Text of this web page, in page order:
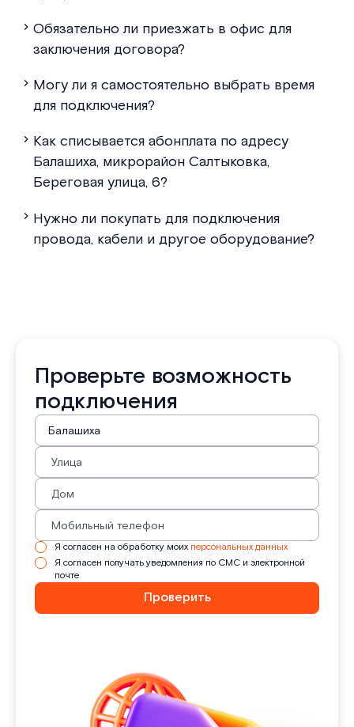
Обязательно ли приезжать в офис для
заключения договора?
Могу ли я самостоятельно выбрать время
для подключения?
Как списывается абонплата по адресу
Балашиха, микрорайон Салтыковка,
Береговая улица, 6?
Нужно ли покупать для подключения
провода, кабели и другое оборудование?
Проверьте возможность
подключения
Я согласен на обработку моих персональных данных
Я согласен получать уведомления по СМС и электронной
почте
Проверить